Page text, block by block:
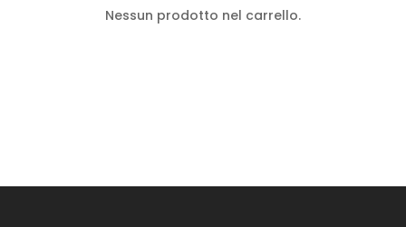
Nessun prodotto nel carrello.